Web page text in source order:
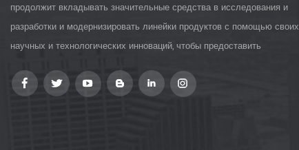
продолжит вкладывать значительные средства в исследования и
разработки и модернизировать линейки продуктов с помощью своих
научных и технологических инноваций, чтобы предоставить